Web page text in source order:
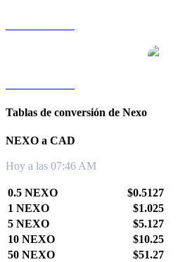
Tablas de conversión de Nexo
NEXO a CAD
Hoy a las 07:46 AM
0.5 NEXO
$0.5127
1 NEXO
$1.025
5 NEXO
$5.127
10 NEXO
$10.25
50 NEXO
$51.27